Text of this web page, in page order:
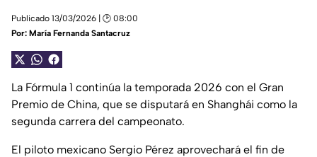
Publicado 13/03/2026 | 🕑 08:00
Por: María Fernanda Santacruz
La Fórmula 1 continúa la temporada 2026 con el Gran
Premio de China, que se disputará en Shanghái como la
segunda carrera del campeonato.
El piloto mexicano Sergio Pérez aprovechará el fin de